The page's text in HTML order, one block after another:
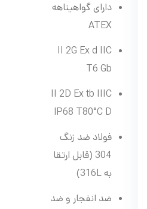
دارای گواهیناهه
ATEX
II 2G Ex d IIC
T6 Gb
II 2D Ex tb IIIC
IP68 T80°C D
فولاد ضد زنگ
304 (قابل ارتقا
به 316L)
ضد انفجار و ضد